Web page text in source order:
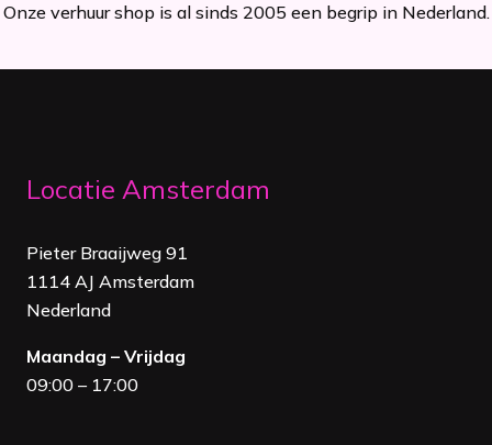
Onze verhuur shop is al sinds 2005 een begrip in Nederland.
Locatie Amsterdam
Pieter Braaijweg 91
1114 AJ Amsterdam
Nederland
Maandag – Vrijdag
09:00 – 17:00